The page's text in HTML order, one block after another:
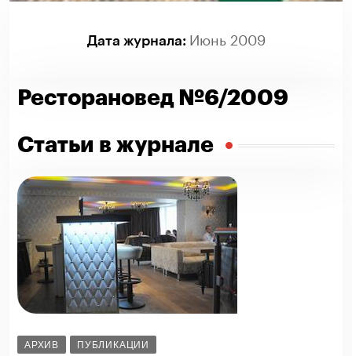
Ресторановед №6/2009
Статьи в журнале
АРХИВ ПУБЛИКАЦИИ
Дата журнала: Июнь 2009